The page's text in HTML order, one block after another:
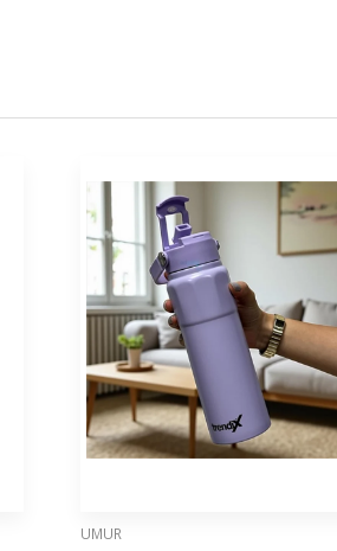
UMUR